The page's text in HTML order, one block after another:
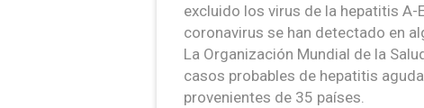
excluido los virus de la hepatitis A-
coronavirus se han detectado en
La Organización Mundial de la
casos probables de hepatitis
provenientes de 35 países.